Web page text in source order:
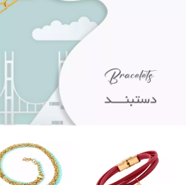
دسته بندی محصولات
مجله روبی
اعطای نمایندگی